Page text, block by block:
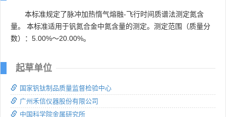
本标准规定了脉冲加热惰气熔融-飞行时间质谱法测定氮含
量。 本标准适用于钒氮合金中氮含量的测定。测定范围（质量分
数）：5.00%～20.00%。
起草单位
国家钒钛制品质量监督检验中心
广州禾信仪器股份有限公司
中国科学院金属研究所